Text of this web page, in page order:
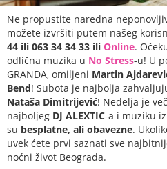
Ne propustite naredna
možete izvršiti putem našeg
44 ili 063 34 34 33 ili Online.
odlična muzika u No Stress-u! U
GRANDA, omiljeni Martin
Bend! Subota je najbolja
Nataša Dimitrijević! Nedelja je
najboljeg DJ ALEXTIC-a i muziku
su besplatne, ali obavezne.
uvek ćete prvi saznati sve
noćni život Beograda.